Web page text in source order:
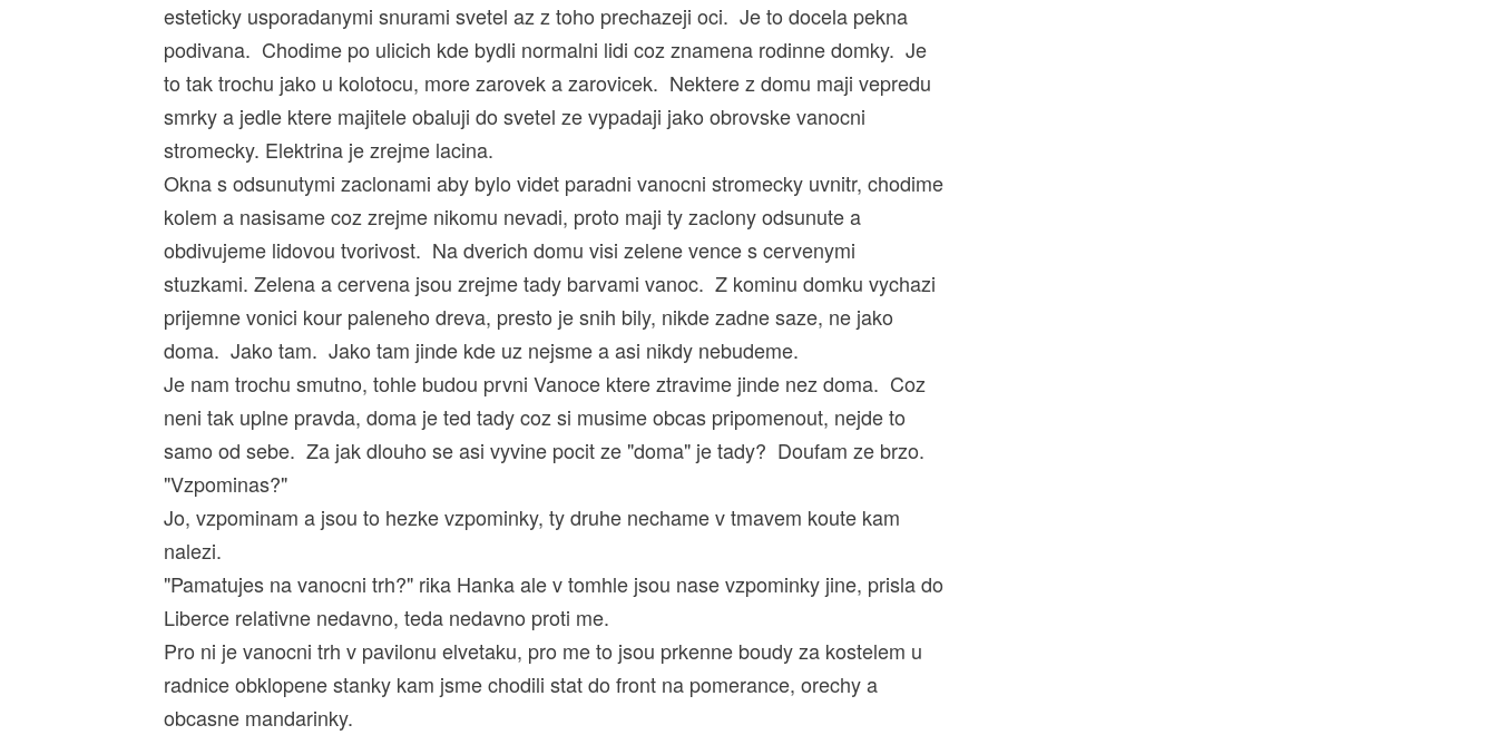
esteticky usporadanymi snurami svetel az z toho prechazeji oci. Je to docela pekna
podivana. Chodime po ulicich kde bydli normalni lidi coz znamena rodinne domky. Je
to tak trochu jako u kolotocu, more zarovek a zarovicek. Nektere z domu maji vepredu
smrky a jedle ktere majitele obaluji do svetel ze vypadaji jako obrovske vanocni
stromecky. Elektrina je zrejme lacina.
Okna s odsunutymi zaclonami aby bylo videt paradni vanocni stromecky uvnitr, chodime
kolem a nasisame coz zrejme nikomu nevadi, proto maji ty zaclony odsunute a
obdivujeme lidovou tvorivost. Na dverich domu visi zelene vence s cervenymi
stuzkami. Zelena a cervena jsou zrejme tady barvami vanoc. Z kominu domku vychazi
prijemne vonici kour paleneho dreva, presto je snih bily, nikde zadne saze, ne jako
doma. Jako tam. Jako tam jinde kde uz nejsme a asi nikdy nebudeme.
Je nam trochu smutno, tohle budou prvni Vanoce ktere ztravime jinde nez doma. Coz
neni tak uplne pravda, doma je ted tady coz si musime obcas pripomenout, nejde to
samo od sebe. Za jak dlouho se asi vyvine pocit ze "doma" je tady? Doufam ze brzo.
"Vzpominas?"
Jo, vzpominam a jsou to hezke vzpominky, ty druhe nechame v tmavem koute kam
nalezi.
"Pamatujes na vanocni trh?" rika Hanka ale v tomhle jsou nase vzpominky jine, prisla do
Liberce relativne nedavno, teda nedavno proti me.
Pro ni je vanocni trh v pavilonu elvetaku, pro me to jsou prkenne boudy za kostelem u
radnice obklopene stanky kam jsme chodili stat do front na pomerance, orechy a
obcasne mandarinky.